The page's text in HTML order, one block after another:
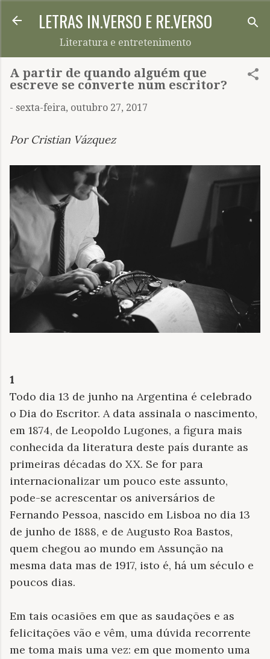
Pular para o conteúdo principal
LETRAS IN.VERSO E RE.VERSO
Literatura e entretenimento
A partir de quando alguém que
escreve se converte num escritor?
- sexta-feira, outubro 27, 2017
Por Cristian Vázquez
1
Todo dia 13 de junho na Argentina é celebrado
o Dia do Escritor. A data assinala o nascimento,
em 1874, de Leopoldo Lugones, a figura mais
conhecida da literatura deste país durante as
primeiras décadas do XX. Se for para
internacionalizar um pouco este assunto,
pode-se acrescentar os aniversários de
Fernando Pessoa, nascido em Lisboa no dia 13
de junho de 1888, e de Augusto Roa Bastos,
quem chegou ao mundo em Assunção na
mesma data mas de 1917, isto é, há um século e
poucos dias.
Em tais ocasiões em que as saudações e as
felicitações vão e vêm, uma dúvida recorrente
me toma mais uma vez: em que momento uma